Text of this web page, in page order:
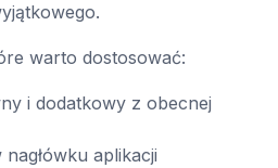
warto dostosować:
i dodatkowy z obecnej
aplikacji